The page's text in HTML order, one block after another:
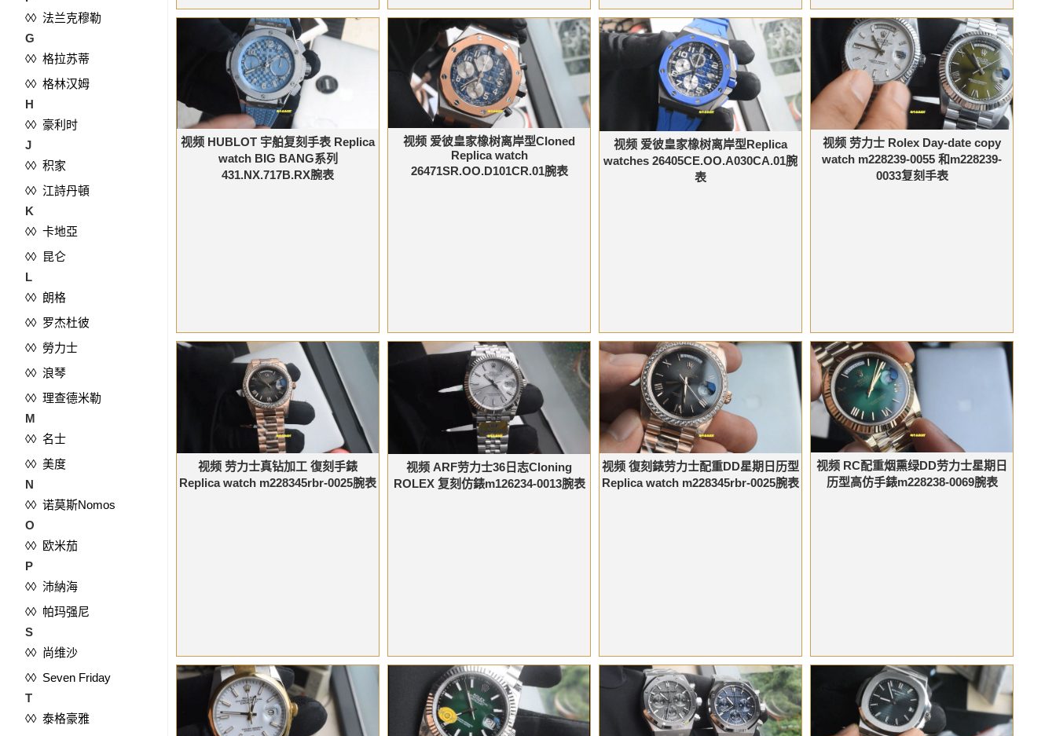
◊◊ 法兰克穆勒
G
◊◊ 格拉苏蒂
◊◊ 格林汉姆
H
◊◊ 豪利时
J
◊◊ 积家
◊◊ 江詩丹頓
K
◊◊ 卡地亞
◊◊ 昆仑
L
◊◊ 朗格
◊◊ 罗杰杜彼
◊◊ 勞力士
◊◊ 浪琴
◊◊ 理查德米勒
M
◊◊ 名士
◊◊ 美度
N
◊◊ 诺莫斯Nomos
O
◊◊ 欧米茄
P
◊◊ 沛納海
◊◊ 帕玛强尼
S
◊◊ 尚维沙
◊◊ Seven Friday
T
◊◊ 泰格豪雅
视频 HUBLOT 宇舶复刻手表 Replica
watch BIG BANG系列
431.NX.717B.RX腕表
视频 爱彼皇家橡树离岸型Cloned
Replica watch
26471SR.OO.D101CR.01腕表
视频 爱彼皇家橡树离岸型Replica
watches 26405CE.OO.A030CA.01腕
表
视频 劳力士 Rolex Day-date copy
watch m228239-0055 和m228239-
0033复刻手表
视频 劳力士真钻加工 復刻手錶
Replica watch m228345rbr-0025腕表
视频 ARF劳力士36日志Cloning
ROLEX 复刻仿錶m126234-0013腕表
视频 復刻錶劳力士配重DD星期日历型
Replica watch m228345rbr-0025腕表
视频 RC配重烟熏绿DD劳力士星期日
历型高仿手錶m228238-0069腕表